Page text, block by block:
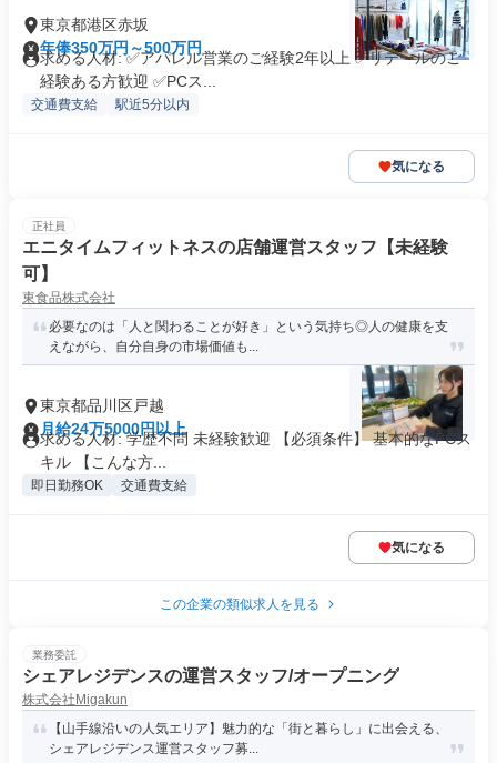
東京都港区赤坂
年俸350万円～500万円
求める人材: ✅アパレル営業のご経験2年以上 ✅リテールのご
経験ある方歓迎 ✅PCス...
交通費支給 駅近5分以内
気になる
正社員
エニタイムフィットネスの店舗運営スタッフ【未経験
可】
東食品株式会社
必要なのは「人と関わることが好き」という気持ち◎人の健康を支
えながら、自分自身の市場価値も...
東京都品川区戸越
月給24万5000円以上
求める人材: 学歴不問 未経験歓迎 【必須条件】 基本的なPCス
キル 【こんな方...
即日勤務OK 交通費支給
気になる
この企業の類似求人を見る
業務委託
シェアレジデンスの運営スタッフ/オープニング
株式会社Migakun
【山手線沿いの人気エリア】魅力的な「街と暮らし」に出会える、
シェアレジデンス運営スタッフ募...